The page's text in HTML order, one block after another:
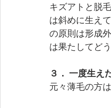
キズアトと脱
は斜めに生え
の原則は形成
は果たしてど
３． 一度生え
元々薄毛の方